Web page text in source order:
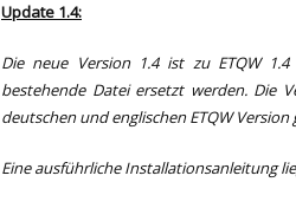
Update 1.4:
Die neue Version 1.4 ist zu ETQW
bestehende Datei ersetzt werden. Die
deutschen und englischen ETQW Version
Eine ausführliche Installationsanleitung